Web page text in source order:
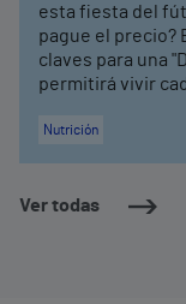
Ver todas
esta fiesta del
pague el precio?
claves para una
permitirá vivir
Nutrición